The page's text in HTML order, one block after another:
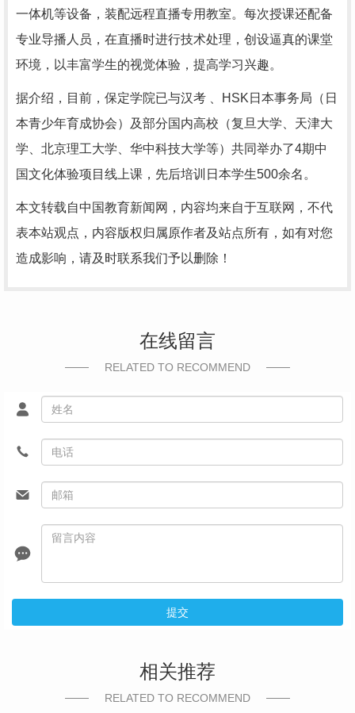
一体机等设备，装配远程直播专用教室。每次授课还配备
专业导播人员，在直播时进行技术处理，创设逼真的课堂
环境，以丰富学生的视觉体验，提高学习兴趣。
据介绍，目前，保定学院已与汉考 、HSK日本事务局（日
本青少年育成协会）及部分国内高校（复旦大学、天津大
学、北京理工大学、华中科技大学等）共同举办了4期中
国文化体验项目线上课，先后培训日本学生500余名。
本文转载自中国教育新闻网，内容均来自于互联网，不代
表本站观点，内容版权归属原作者及站点所有，如有对您
造成影响，请及时联系我们予以删除！
在线留言
RELATED TO RECOMMEND
提交
相关推荐
RELATED TO RECOMMEND